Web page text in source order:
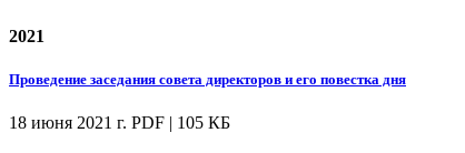
2021
Проведение заседания совета директоров и его повестка дня
18 июня 2021 г. PDF | 105 КБ